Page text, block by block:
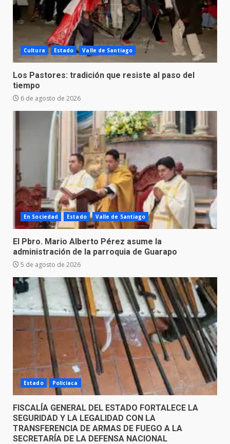
Cultura Estado Valle de Santiago
Los Pastores: tradición que resiste al paso del
tiempo
6 de agosto de 2026
En Sociedad Estado Valle de Santiago
El Pbro. Mario Alberto Pérez asume la
administración de la parroquia de Guarapo
5 de agosto de 2026
Estado Policiaca
FISCALÍA GENERAL DEL ESTADO FORTALECE LA
SEGURIDAD Y LA LEGALIDAD CON LA
TRANSFERENCIA DE ARMAS DE FUEGO A LA
SECRETARÍA DE LA DEFENSA NACIONAL